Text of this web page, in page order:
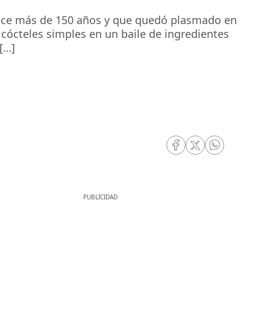
más de 150 años y que quedó plasmado en
simples en un baile de ingredientes
RRSS Facebook
RRSS Twitter
RRSS